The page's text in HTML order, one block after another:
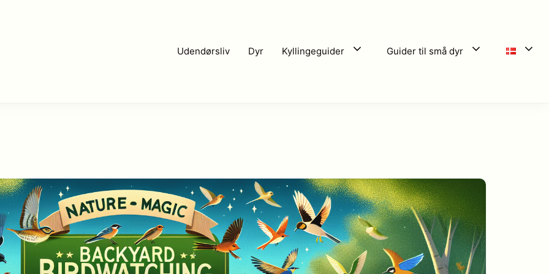
Udendørsliv Dyr Kyllingeguider Guider til små dyr